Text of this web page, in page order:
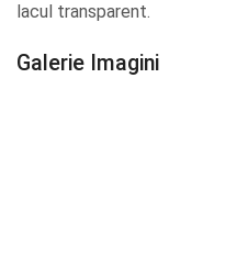
lacul transparent.
Galerie Imagini